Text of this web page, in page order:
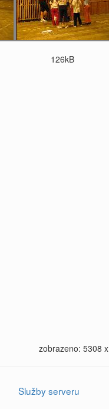
126kB
zobrazeno: 5308 x
Služby serveru